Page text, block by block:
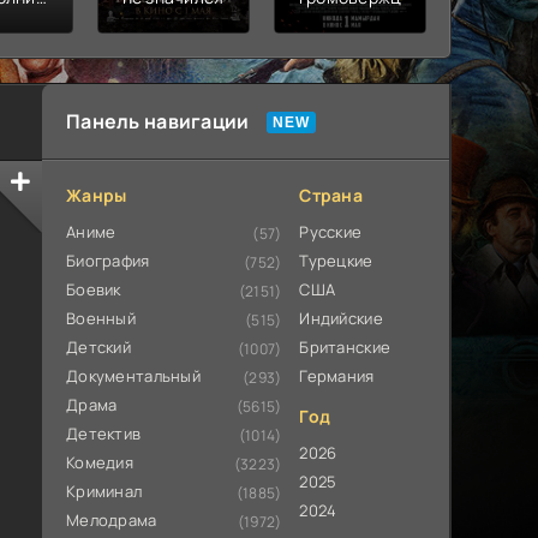
Панель навигации
Жанры
Аниме (57)
Биография (752)
Боевик (2151)
Военный (515)
Детский (1007)
Документальный (293)
Драма (5615)
Детектив (1014)
Комедия (3223)
Криминал (1885)
Мелодрама (1972)
Страна
Русские
Турецкие
США
Индийские
Британские
Германия
Год
2026
2025
2024